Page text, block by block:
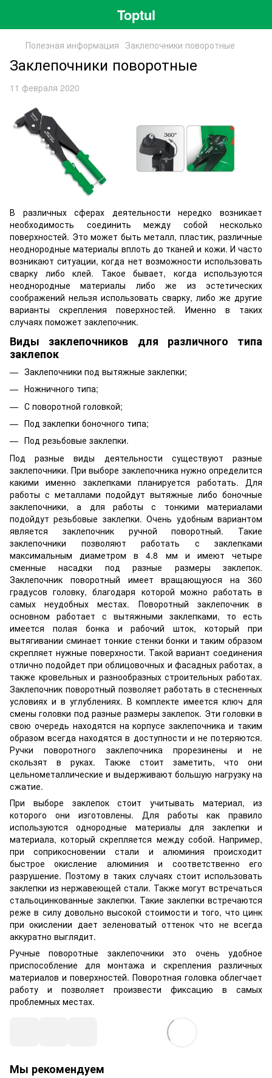
Toptul
Полезная информация Заклепочники поворотные
Заклепочники поворотные
11 февраля 2020
В различных сферах деятельности нередко возникает
необходимость соединить между собой несколько
поверхностей. Это может быть металл, пластик, различные
неоднородные материалы вплоть до тканей и кожи. И часто
возникают ситуации, когда нет возможности использовать
сварку либо клей. Такое бывает, когда используются
неоднородные материалы либо же из эстетических
соображений нельзя использовать сварку, либо же другие
варианты скрепления поверхностей. Именно в таких
случаях поможет заклепочник.
Виды заклепочников для различного типа
заклепок
Заклепочники под вытяжные заклепки;
Ножничного типа;
С поворотной головкой;
Под заклепки боночного типа;
Под резьбовые заклепки.
Под разные виды деятельности существуют разные
заклепочники. При выборе заклепочника нужно определится
какими именно заклепками планируется работать. Для
работы с металлами подойдут вытяжные либо боночные
заклепочники, а для работы с тонкими материалами
подойдут резьбовые заклепки. Очень удобным вариантом
является заклепочник ручной поворотный. Такие
заклепочники позволяют работать с заклепками
максимальным диаметром в 4.8 мм и имеют четыре
сменные насадки под разные размеры заклепок.
Заклепочник поворотный имеет вращающуюся на 360
градусов головку, благодаря которой можно работать в
самых неудобных местах. Поворотный заклепочник в
основном работает с вытяжными заклепками, то есть
имеется полая бонка и рабочий шток, который при
вытягивании сминает тонкие стенки бонки и таким образом
скрепляет нужные поверхности. Такой вариант соединения
отлично подойдет при облицовочных и фасадных работах, а
также кровельных и разнообразных строительных работах.
Заклепочник поворотный позволяет работать в стесненных
условиях и в углублениях. В комплекте имеется ключ для
смены головки под разные размеры заклепок. Эти головки в
свою очередь находятся на корпусе заклепочника и таким
образом всегда находятся в доступности и не потеряются.
Ручки поворотного заклепочника прорезинены и не
скользят в руках. Также стоит заметить, что они
цельнометаллические и выдерживают большую нагрузку на
сжатие.
При выборе заклепок стоит учитывать материал, из
которого они изготовлены. Для работы как правило
используются однородные материалы для заклепки и
материала, который скрепляется между собой. Например,
при соприкосновении стали и алюминия происходит
быстрое окисление алюминия и соответственно его
разрушение. Поэтому в таких случаях стоит использовать
заклепки из нержавеющей стали. Также могут встречаться
стальоцинкованные заклепки. Такие заклепки встречаются
реже в силу довольно высокой стоимости и того, что цинк
при окислении дает зеленоватый оттенок что не всегда
аккуратно выглядит.
Ручные поворотные заклепочники это очень удобное
приспособление для монтажа и скрепления различных
материалов и поверхностей. Поворотная головка облегчает
работу и позволяет произвести фиксацию в самых
проблемных местах.
Мы рекомендуем